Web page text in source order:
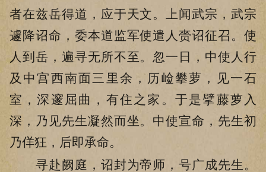
者在兹岳得道，应于天文。上闻武宗，武宗
遽降诏命，委本道监军使遣人赍诏征召。使
人到岳，遍寻无所不至。忽一日，中使人行
及中宫西南面三里余，历崄攀萝，见一石
室，深邃屈曲，有住之家。于是擘藤萝入
深，乃见先生凝然而坐。中使宣命，先生初
乃佯狂，后即承命。
寻赴阙庭，诏封为帝师，号广成先生。